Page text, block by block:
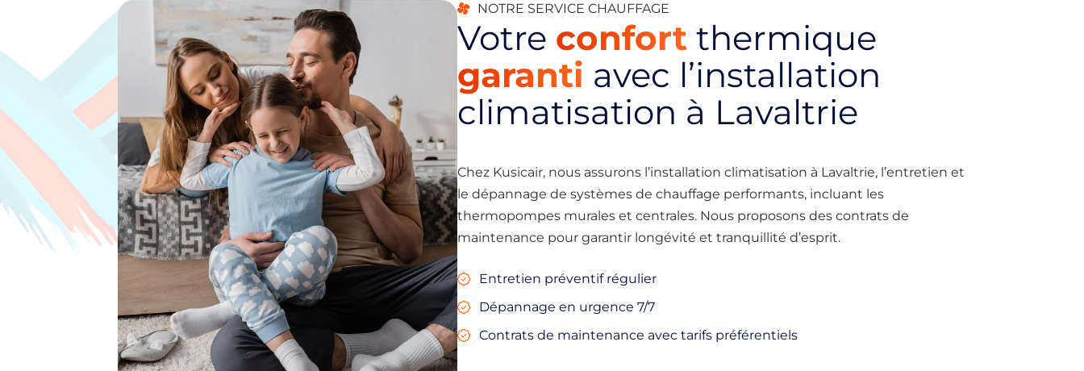
NOTRE SERVICE CHAUFFAGE
Votre confortthermique
garanti avec l’installation
climatisation à Lavaltrie
Chez Kusicair, nous assurons l’installation climatisation à Lavaltrie, l’entretien et
le dépannage de systèmes de chauffage performants, incluant les
thermopompes murales et centrales. Nous proposons des contrats de
maintenance pour garantir longévité et tranquillité d’esprit.
Entretien préventif régulier
Dépannage en urgence 7/7
Contrats de maintenance avec tarifs préférentiels